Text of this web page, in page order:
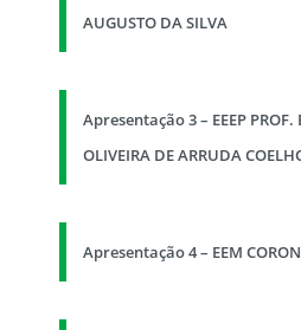
AUGUSTO DA SILVA
Apresentação 3 – EEEP PROF.
OLIVEIRA DE ARRUDA
Apresentação 4 – EEM